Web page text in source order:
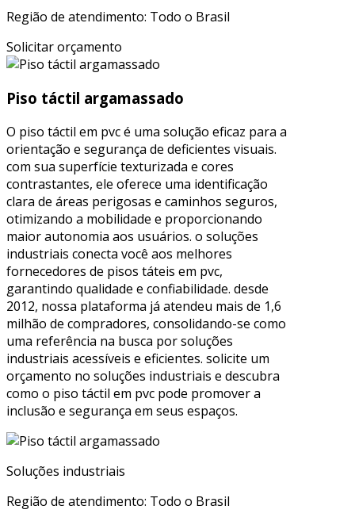
Região de atendimento: Todo o Brasil
Solicitar orçamento
Piso táctil argamassado
O piso táctil em pvc é uma solução eficaz para a
orientação e segurança de deficientes visuais.
com sua superfície texturizada e cores
contrastantes, ele oferece uma identificação
clara de áreas perigosas e caminhos seguros,
otimizando a mobilidade e proporcionando
maior autonomia aos usuários. o soluções
industriais conecta você aos melhores
fornecedores de pisos táteis em pvc,
garantindo qualidade e confiabilidade. desde
2012, nossa plataforma já atendeu mais de 1,6
milhão de compradores, consolidando-se como
uma referência na busca por soluções
industriais acessíveis e eficientes. solicite um
orçamento no soluções industriais e descubra
como o piso táctil em pvc pode promover a
inclusão e segurança em seus espaços.
Soluções industriais
Região de atendimento: Todo o Brasil